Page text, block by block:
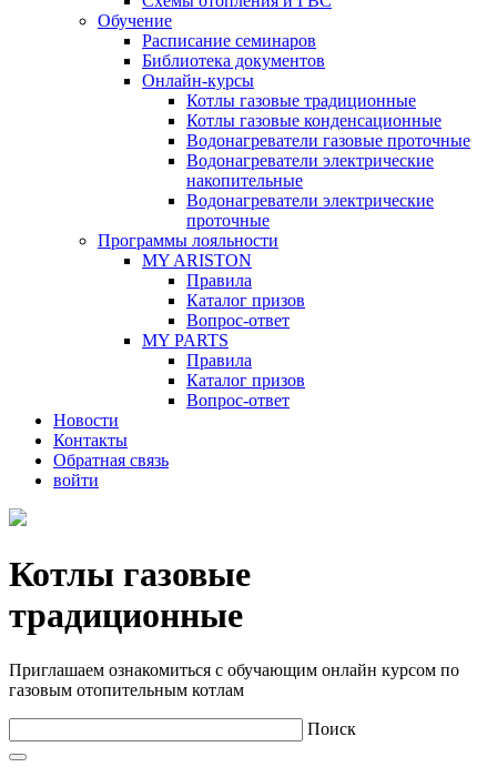
Обучение
Расписание семинаров
Библиотека документов
Онлайн-курсы
Котлы газовые традиционные
Котлы газовые конденсационные
Водонагреватели газовые проточные
Водонагреватели электрические
накопительные
Водонагреватели электрические
проточные
Программы лояльности
MY ARISTON
Правила
Каталог призов
Вопрос-ответ
MY PARTS
Правила
Каталог призов
Вопрос-ответ
Новости
Контакты
Обратная связь
войти
Котлы газовые
традиционные
Приглашаем ознакомиться с обучающим онлайн курсом по
газовым отопительным котлам
Поиск